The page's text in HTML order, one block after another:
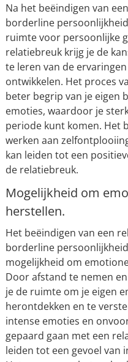
Na het beëindigen van
borderline
ruimte voor persoonlijke
relatiebreuk krijg je de
te leren van de
ontwikkelen. Het proces
beter begrip van je eigen
emoties, waardoor je
periode kunt komen. Het
werken aan
kan leiden tot een
de relatiebreuk.
Mogelijkheid om
herstellen.
Het beëindigen van een
borderline
mogelijkheid om
Door afstand te nemen
je de ruimte om je eigen
herontdekken en te
intense emoties en
gepaard gaan met een
leiden tot een gevoel van